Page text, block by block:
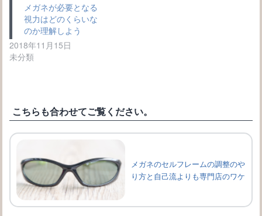
メガネが必要となる
視力はどのくらいな
のか理解しよう
2018年11月15日
未分類
こちらも合わせてご覧ください。
メガネのセルフレームの調整のや
り方と自己流よりも専門店のワケ